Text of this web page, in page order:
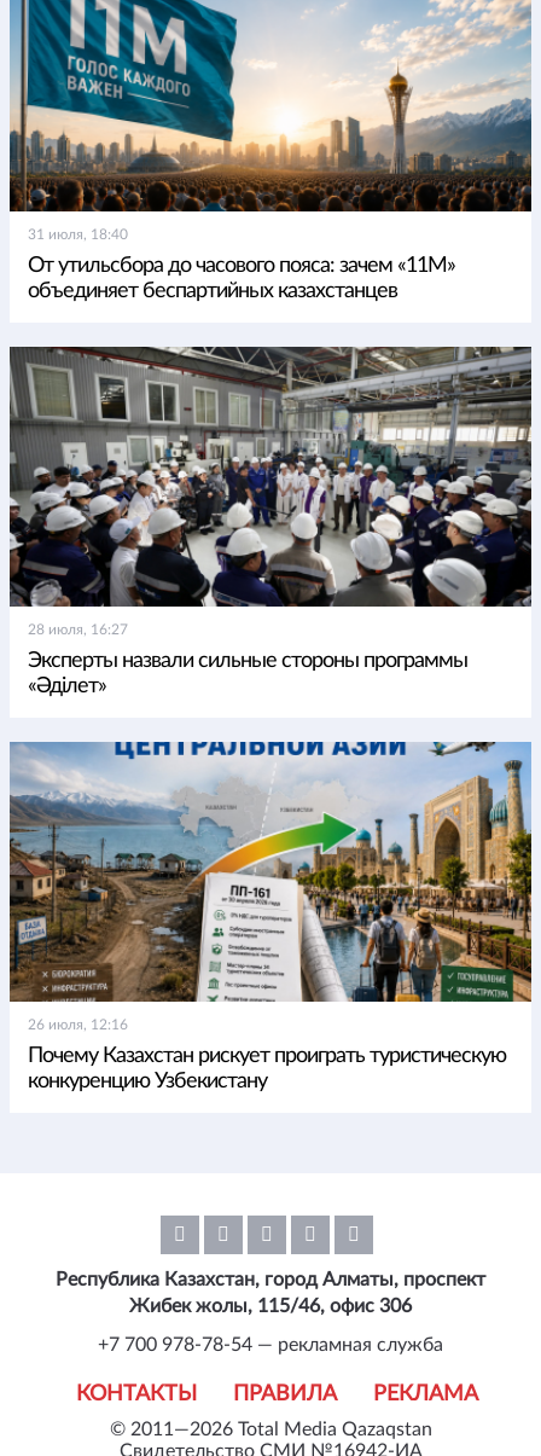
31 июля, 18:40
От утильсбора до часового пояса: зачем «11М»
объединяет беспартийных казахстанцев
28 июля, 16:27
Эксперты назвали сильные стороны программы
«Әділет»
26 июля, 12:16
Почему Казахстан рискует проиграть туристическую
конкуренцию Узбекистану
© 2011—2026 Total Media Qazaqstan
Свидетельство СМИ №16942-ИА
КОНТАКТЫ ПРАВИЛА РЕКЛАМА
Республика Казахстан, город Алматы, проспект
Жибек жолы, 115/46, офис 306
+7 700 978-78-54 — рекламная служба